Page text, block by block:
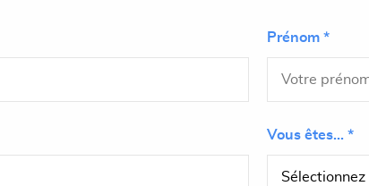
Prénom *
Vous êtes... *